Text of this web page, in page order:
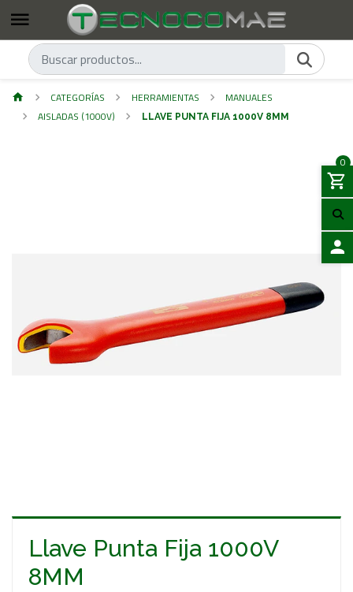
0
CATEGORÍAS HERRAMIENTAS
MANUALES
AISLADAS (1000V)
LLAVE PUNTA FIJA 1000V 8MM
Llave Punta Fija 1000V
8MM